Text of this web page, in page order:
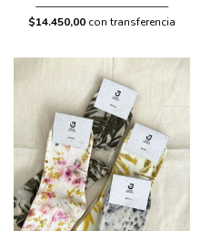
$14.450,00 con transferencia